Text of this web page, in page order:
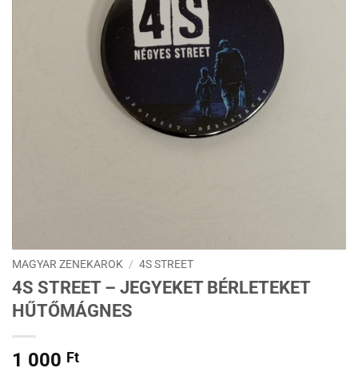
MAGYAR ZENEKAROK / 4S STREET
4S STREET – JEGYEKET BÉRLETEKET
HŰTŐMÁGNES
1 000 Ft